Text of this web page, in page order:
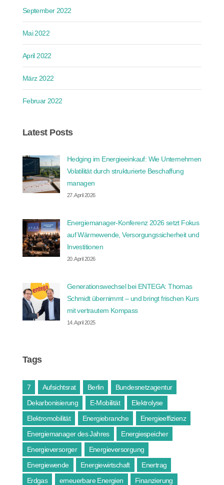
September 2022
Mai 2022
April 2022
März 2022
Februar 2022
Latest Posts
Hedging im Energieeinkauf: Wie Unternehmen
Volatilität durch strukturierte Beschaffung
managen
27. April 2026
Energiemanager-Konferenz 2026 setzt Fokus
auf Wärmewende, Versorgungssicherheit und
Investitionen
20. April 2026
Generationswechsel bei ENTEGA: Thomas
Schmidt übernimmt – und bringt frischen Kurs
mit vertrautem Kompass
14. April 2025
Tags
7 Aufsichtsrat Berlin
Bundesnetzagentur
Dekarbonisierung
E-Mobilität
Elektrolyse
Elektromobilität
Energiebranche
Energieeffizienz
Energiemanager des Jahres
Energiespeicher
Energieversorger
Energieversorgung
Energiewende
Energiewirtschaft
Enertrag
Erdgas
erneuerbare Energien
Finanzierung